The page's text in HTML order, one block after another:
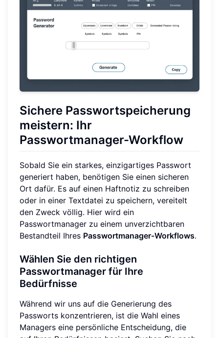
Sichere Passwortspeicherung
meistern: Ihr
Passwortmanager-Workflow
Sobald Sie ein starkes, einzigartiges Passwort
generiert haben, benötigen Sie einen sicheren
Ort dafür. Es auf einen Haftnotiz zu schreiben
oder in einer Textdatei zu speichern, vereitelt
den Zweck völlig. Hier wird ein
Passwortmanager zu einem unverzichtbaren
Bestandteil Ihres Passwortmanager-Workflows.
Wählen Sie den richtigen
Passwortmanager für Ihre
Bedürfnisse
Während wir uns auf die Generierung des
Passworts konzentrieren, ist die Wahl eines
Managers eine persönliche Entscheidung, die